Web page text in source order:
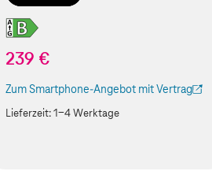
239 €
Zum Smartphone-Angebot mit Vertrag
(Der Link wird in einem neuen Tab geöffnet)
Lieferzeit:1-4 Werktage